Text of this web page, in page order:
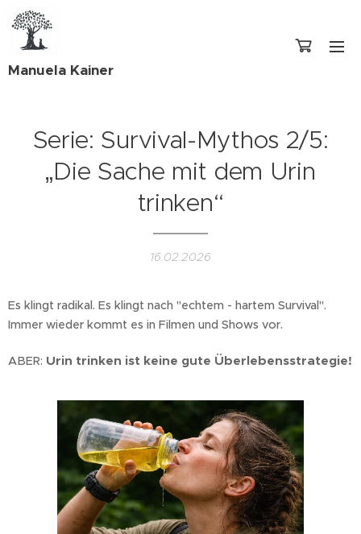
Manuela Kainer
Serie: Survival-Mythos 2/5:
„Die Sache mit dem Urin
trinken“
16.02.2026
Es klingt radikal. Es klingt nach "echtem - hartem Survival".
Immer wieder kommt es in Filmen und Shows vor.
ABER: Urin trinken ist keine gute Überlebensstrategie!